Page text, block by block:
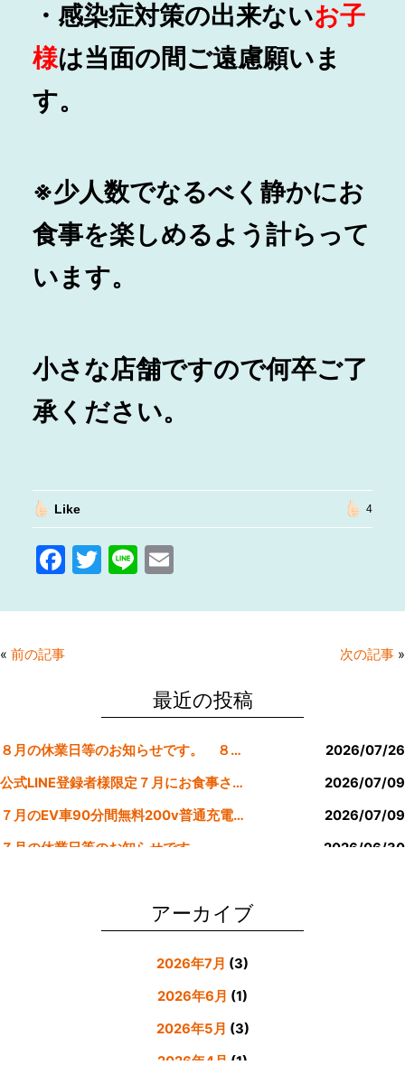
・感染症対策の出来ないお子
様は当面の間ご遠慮願いま
す。
※少人数でなるべく静かにお
食事を楽しめるよう計らって
います。
小さな店舗ですので何卒ご了
承ください。
Like 4
F
c
e
k
T
itt
Li
e
E
ai
« 前の記事 次の記事 »
最近の投稿
８月の休業日等のお知らせです。 ８月より定休日は金曜日のみにします。
2026/07/26
公式LINE登録者様限定７月にお食事された方にサービスクーポン発行
2026/07/09
７月のEV車90分間無料200v普通充電クーポン券！！
2026/07/09
７月の休業日等のお知らせです。
2026/06/30
アーカイブ
2026年7月 (3)
2026年6月 (1)
2026年5月 (3)
2026年4月 (1)